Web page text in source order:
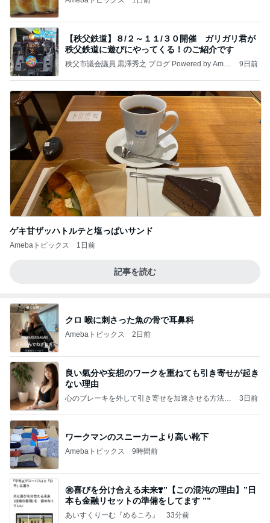
【秩父鉄道】８/２～１１/３０開催 ガリガリ君が
秩父鉄道に遊びにやってくる！のご紹介です
秩父市議会議員 黒澤秀之 ブログ Powered by Ameb
9日前
ゲキ甘ザッハトルテと塩っぱいサンド
Amebaトピックス 1日前
記事を読む
クロ 喉に刺さった魚の骨で耳鼻科
Amebaトピックス 2日前
良い氣分や妄想のワークを重ねても引き寄せが起き
ない理由
心のブレーキを外して引き寄せを加速させる方法：
3日前
ワークマンのスニーカーより高い靴下
Amebaトピックス 9時間前
㊗️喜びを分け合える未来❣️”【この混沌の理由】”⽇
本も⾦融リセットの準備をしてます ””
あいすくりーむ『めるころ』 33分前